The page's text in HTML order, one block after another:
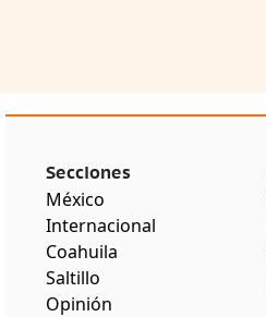
Secciones
México
Internacional
Coahuila
Saltillo
Opinión